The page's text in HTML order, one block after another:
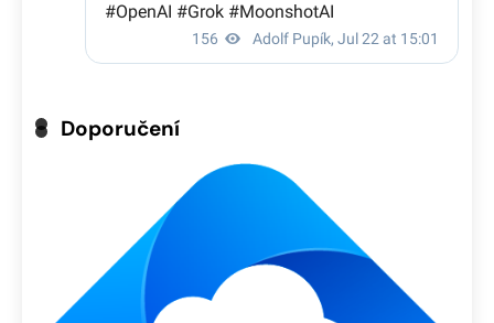
Doporučení